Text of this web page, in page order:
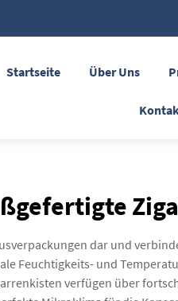
Startseite Über Uns
dar und
Feuchtigkeits- und
verfügen über